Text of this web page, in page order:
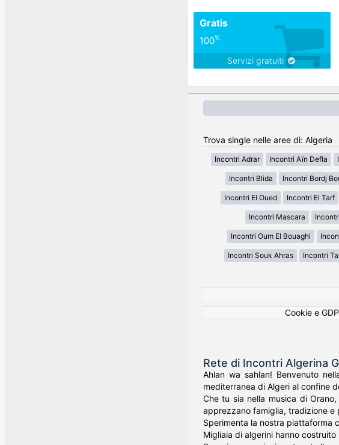
Gratis
100%
Servizi gratuiti
Trova single nelle aree di: Algeria
Incontri Adrar Incontri Aïn Defla
Incontri Blida Incontri Bordj
Incontri El Oued Incontri El Tarf
Incontri Mascara
Incontri Oum El Bouaghi
Incontri Souk Ahras Incontri
Cookie e
Rete di Incontri Algerina
Ahlan wa sahlan! Benvenuto
mediterranea di Algeri al confine
Che tu sia nella musica di
apprezzano famiglia, tradizione e
Sperimenta la nostra piattaforma
Migliaia di algerini hanno